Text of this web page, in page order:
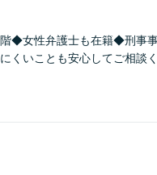
◆女性弁護士も在籍◆刑事
くいことも安心してご相談